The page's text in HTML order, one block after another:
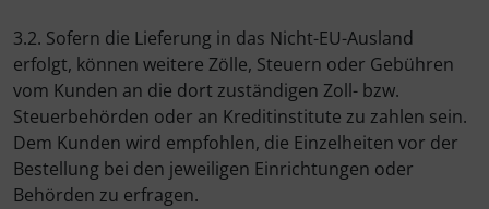
3.2. Sofern die Lieferung in das Nicht-EU-Ausland
erfolgt, können weitere Zölle, Steuern oder Gebühren
vom Kunden an die dort zuständigen Zoll- bzw.
Steuerbehörden oder an Kreditinstitute zu zahlen sein.
Dem Kunden wird empfohlen, die Einzelheiten vor der
Bestellung bei den jeweiligen Einrichtungen oder
Behörden zu erfragen.